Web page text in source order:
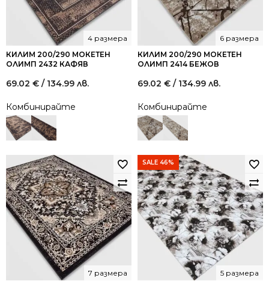
КИЛИМ 200/290 МОКЕТЕН
ОЛИМП 2432 КАФЯВ
4 размера
69.02 € / 134.99 лв.
Комбинирайте
КИЛИМ 200/290 МОКЕТЕН
ОЛИМП 2414 БЕЖОВ
6 размера
69.02 € / 134.99 лв.
Комбинирайте
7 размера
SALE 46%
5 размера